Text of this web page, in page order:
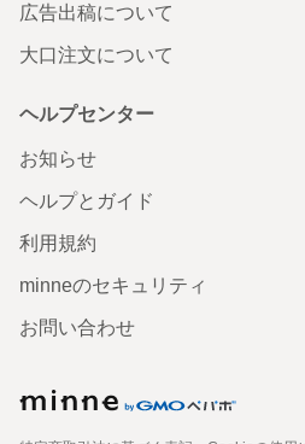
広告出稿について
大口注文について
ヘルプセンター
お知らせ
ヘルプとガイド
利用規約
minneのセキュリティ
お問い合わせ